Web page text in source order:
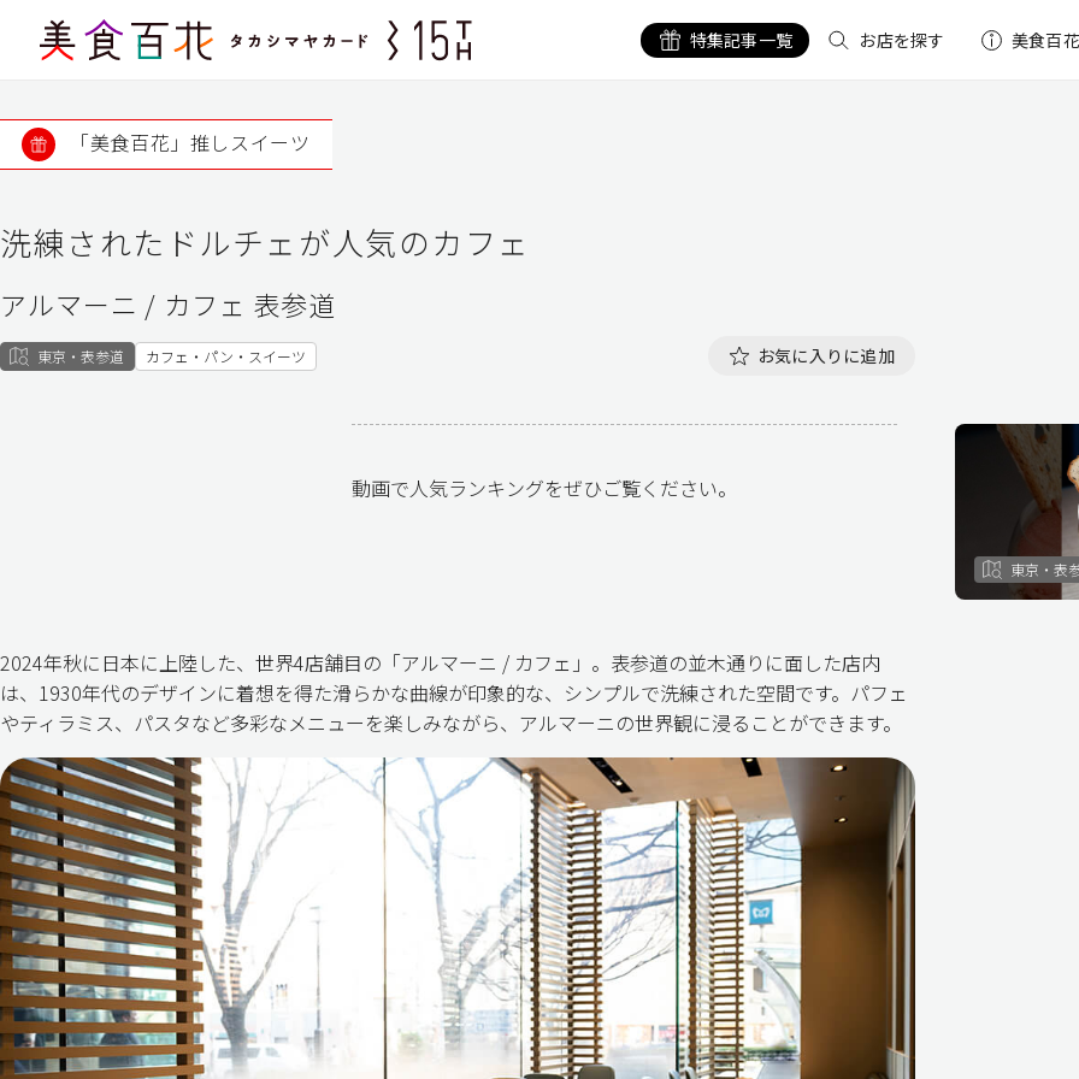
特集記事一覧 お店を探す 美食百
「美食百花」推しスイーツ
洗練されたドルチェが人気のカフェ
アルマーニ / カフェ 表参道
東京・表参道 カフェ・パン・スイーツ お気に入りに追加
東京・表
動画で人気ランキングをぜひご覧ください。
2024年秋に日本に上陸した、世界4店舗目の「アルマーニ / カフェ」。表参道の並木通りに面した店内
は、1930年代のデザインに着想を得た滑らかな曲線が印象的な、シンプルで洗練された空間です。パフェ
やティラミス、パスタなど多彩なメニューを楽しみながら、アルマーニの世界観に浸ることができます。